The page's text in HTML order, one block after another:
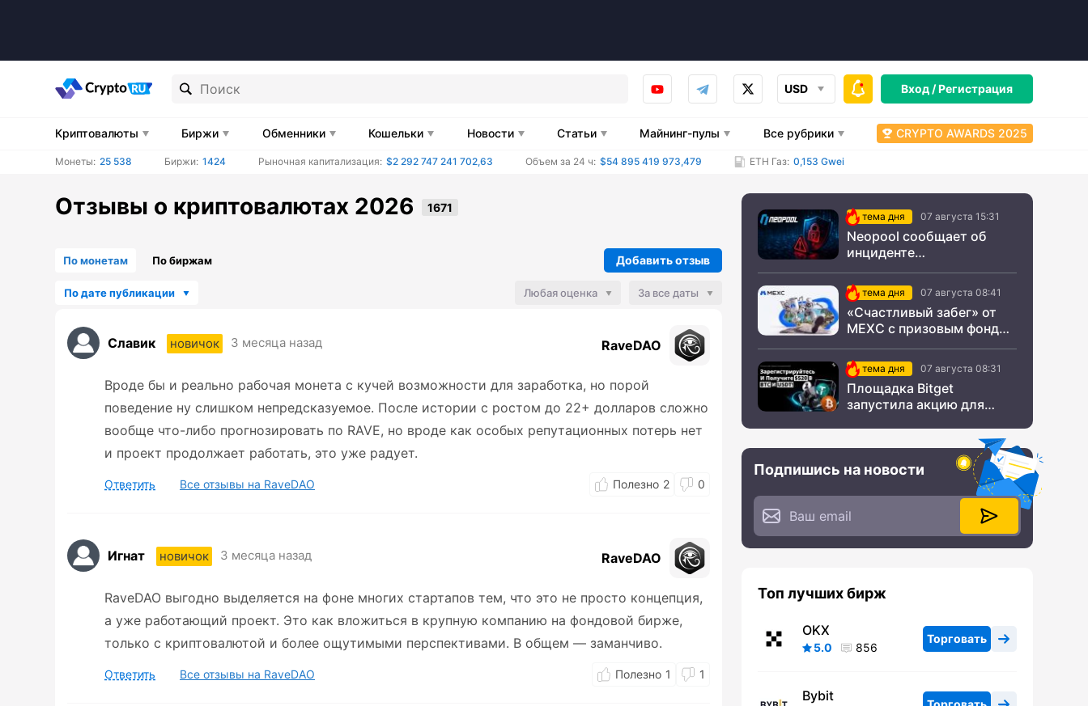
USD Вход /Регистрация
Криптовалюты Биржи Обменники Кошельки Новости Статьи Майнинг-пулы Все рубрики CRYPTO AWARDS 2025
Монеты: 25 538 Биржи: 1424 Рыночная капитализация: $2 292 747 241 702,63 Объем за 24 ч: $54 895 419 973,479 ETH Газ: 0,153 Gwei
Отзывы о криптовалютах 2026
По монетам По биржам Добавить отзыв
По дате публикации Любая оценка За все даты
Славик новичок 3 месяца назад RaveDAO
Вроде бы и реально рабочая монета с кучей возможности для заработка, но порой
поведение ну слишком непредсказуемое. После истории с ростом до 22+ долларов сложно
вообще что-либо прогнозировать по RAVE, но вроде как особых репутационных потерь нет
и проект продолжает работать, это уже радует.
Ответить Все отзывы на RaveDAO 2 0
Игнат новичок 3 месяца назад RaveDAO
RaveDAO выгодно выделяется на фоне многих стартапов тем, что это не просто концепция,
а уже работающий проект. Это как вложиться в крупную компанию на фондовой бирже,
только с криптовалютой и более ощутимыми перспективами. В общем — заманчиво.
Ответить Все отзывы на RaveDAO 1 1
тема дня 07 августа 15:31
Neopool сообщает об
инциденте
безопасности
тема дня 07 августа 08:41
«Счастливый забег» от
MEXC с призовым фондом
тема дня 07 августа 08:31
Площадка Bitget
запустила акцию для
Подпишись на новости
Топ лучших бирж
OKX
5.0 856
Торговать
Bybit